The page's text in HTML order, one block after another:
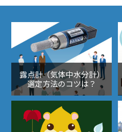
露点計（気体中水分計）
選定方法のコツは？